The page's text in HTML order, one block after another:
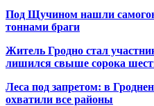
Под Щучином нашли
тоннами браги
Житель Гродно стал
лишился свыше сорока
Леса под запретом: в
охватили все районы